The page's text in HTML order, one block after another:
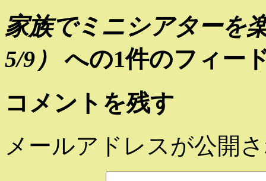
家族でミニシアターを
5/9）
への1件のフィー
コメントを残す
メールアドレスが公開